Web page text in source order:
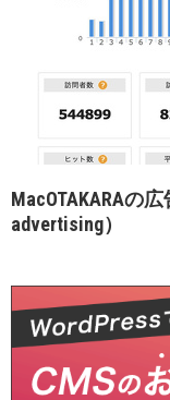
MacOTAKARAの
advertising）